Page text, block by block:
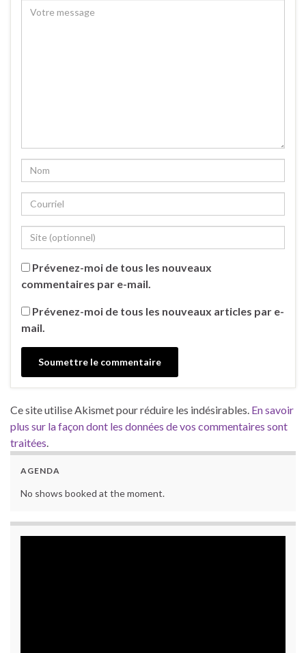
Prévenez-moi de tous les nouveaux
commentaires par e-mail.
Prévenez-moi de tous les nouveaux articles par e-
mail.
Ce site utilise Akismet pour réduire les indésirables. En savoir
plus sur la façon dont les données de vos commentaires sont
traitées
AGENDA
No shows booked at the moment.